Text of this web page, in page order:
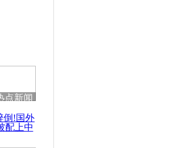
点新闻
倒!国外
配上中